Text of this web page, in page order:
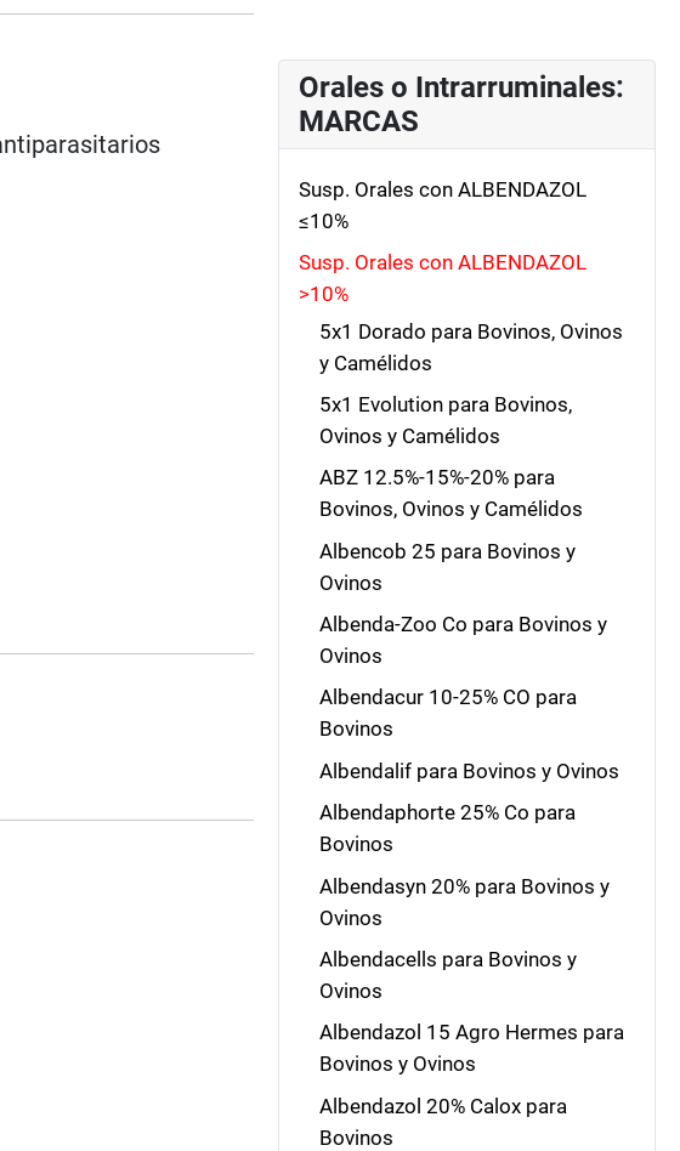
Orales o Intrarruminales:
MARCAS
Susp. Orales con ALBENDAZOL
≤10%
Susp. Orales con ALBENDAZOL
>10%
5x1 Dorado para Bovinos, Ovinos
y Camélidos
5x1 Evolution para Bovinos,
Ovinos y Camélidos
ABZ 12.5%-15%-20% para
Bovinos, Ovinos y Camélidos
Albencob 25 para Bovinos y
Ovinos
Albenda-Zoo Co para Bovinos y
Ovinos
Albendacur 10-25% CO para
Bovinos
Albendalif para Bovinos y Ovinos
Albendaphorte 25% Co para
Bovinos
Albendasyn 20% para Bovinos y
Ovinos
Albendacells para Bovinos y
Ovinos
Albendazol 15 Agro Hermes para
Bovinos y Ovinos
Albendazol 20% Calox para
Bovinos